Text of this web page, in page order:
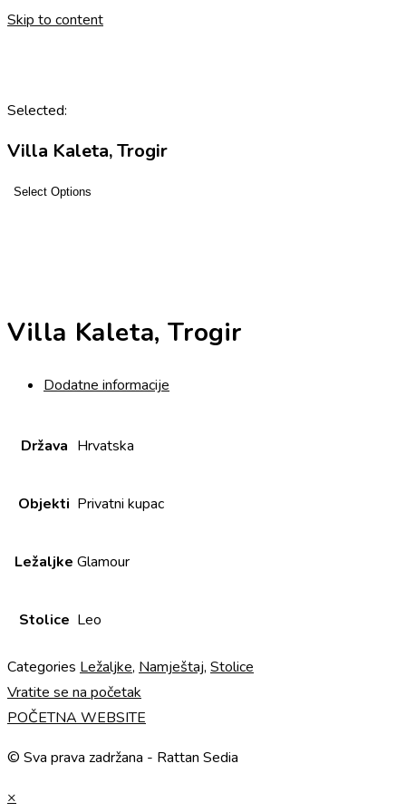
Skip to content
Selected:
Villa Kaleta, Trogir
Select Options
Villa Kaleta, Trogir
Dodatne informacije
Država Hrvatska
Objekti Privatni kupac
Ležaljke Glamour
Stolice Leo
Categories Ležaljke, Namještaj, Stolice
Vratite se na početak
POČETNA WEBSITE
© Sva prava zadržana - Rattan Sedia
×